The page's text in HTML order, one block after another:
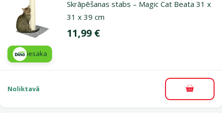
Skrāpēšanas stabs – Magic Cat Beata 31 x
31 x 39 cm
Cena
11,99 €
iesaka
Noliktavā